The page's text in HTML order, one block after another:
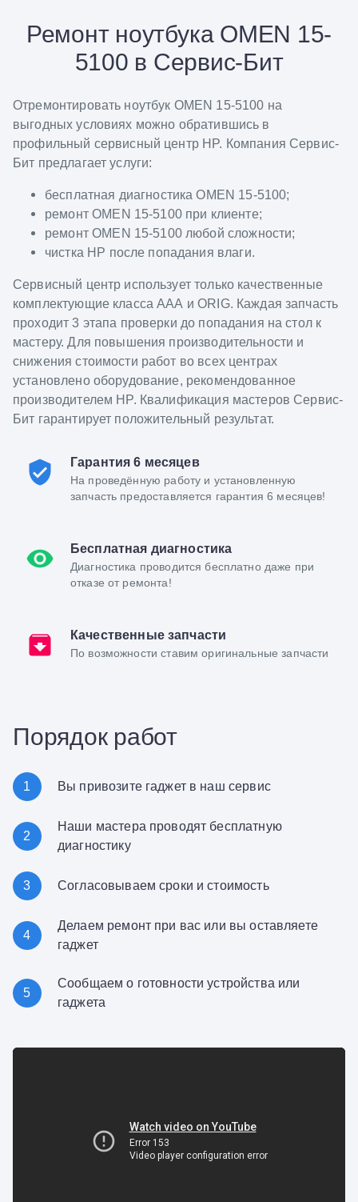
Ремонт ноутбука OMEN 15-
5100 в Сервис-Бит
Отремонтировать ноутбук OMEN 15-5100 на
выгодных условиях можно обратившись в
профильный сервисный центр HP. Компания Сервис-
Бит предлагает услуги:
бесплатная диагностика OMEN 15-5100;
ремонт OMEN 15-5100 при клиенте;
ремонт OMEN 15-5100 любой сложности;
чистка HP после попадания влаги.
Сервисный центр использует только качественные
комплектующие класса ААА и ORIG. Каждая запчасть
проходит 3 этапа проверки до попадания на стол к
мастеру. Для повышения производительности и
снижения стоимости работ во всех центрах
установлено оборудование, рекомендованное
производителем HP. Квалификация мастеров Сервис-
Бит гарантирует положительный результат.
Гарантия 6 месяцев
На проведённую работу и установленную
запчасть предоставляется гарантия 6 месяцев!
Бесплатная диагностика
Диагностика проводится бесплатно даже при
отказе от ремонта!
Качественные запчасти
По возможности ставим оригинальные запчасти
Порядок работ
1 Вы привозите гаджет в наш сервис
2
Наши мастера проводят бесплатную
диагностику
3 Согласовываем сроки и стоимость
4
Делаем ремонт при вас или вы оставляете
гаджет
5
Сообщаем о готовности устройства или
гаджета